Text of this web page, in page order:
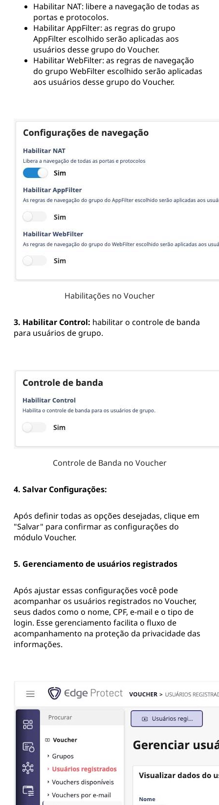
Habilitar NAT: libere a navegação de todas as
portas e protocolos.
Habilitar AppFilter: as regras do grupo
AppFilter escolhido serão aplicadas aos
usuários desse grupo do Voucher.
Habilitar WebFilter: as regras de navegação
do grupo WebFilter escolhido serão aplicadas
aos usuários desse grupo do Voucher.
Habilitações no Voucher‌‌
3. Habilitar Control: habilitar o controle de banda
para usuários de grupo.
Controle de Banda no Voucher
4. Salvar Configurações:
Após definir todas as opções desejadas, clique em
"Salvar" para confirmar as configurações do
módulo Voucher.
5. Gerenciamento de usuários registrados
Após ajustar essas configurações você pode
acompanhar os usuários registrados no Voucher,
seus dados como o nome, CPF, e-mail e o tipo de
login. Esse gerenciamento facilita o fluxo de
acompanhamento na proteção da privacidade das
informações.